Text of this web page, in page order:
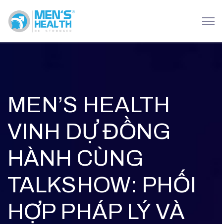
MEN’S HEALTH
VINH DỰ ĐỒNG
HÀNH CÙNG
TALKSHOW: PHỐI
HỢP PHÁP LÝ VÀ